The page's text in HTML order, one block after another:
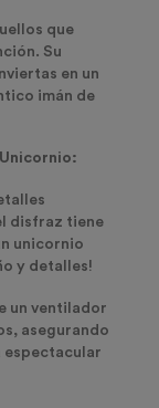
que
Su
en un
imán de
disfraz tiene
unicornio
y detalles!
un ventilador
asegurando
espectacular